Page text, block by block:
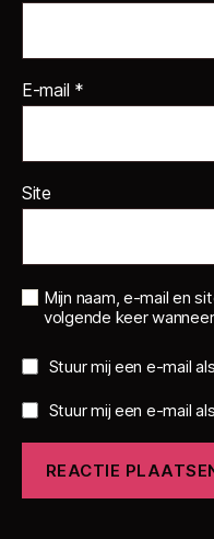
E-mail *
Site
Mijn naam, e-mail en
volgende keer
Stuur mij een e-mail
Stuur mij een e-mail